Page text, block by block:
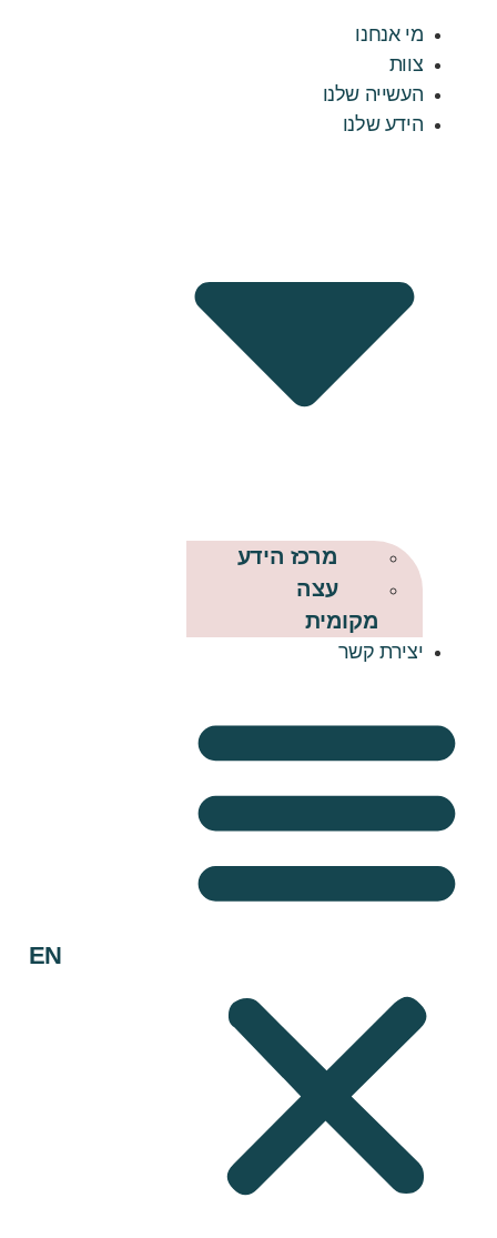
מי אנחנו
צוות
העשייה שלנו
הידע שלנו
מרכז הידע
עצה
מקומית
יצירת קשר
EN